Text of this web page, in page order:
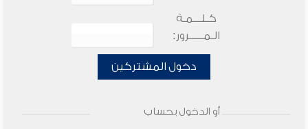
كـلـــمـة
الـمـــــرور:
دخول المشتركين
أو الدخول بحساب